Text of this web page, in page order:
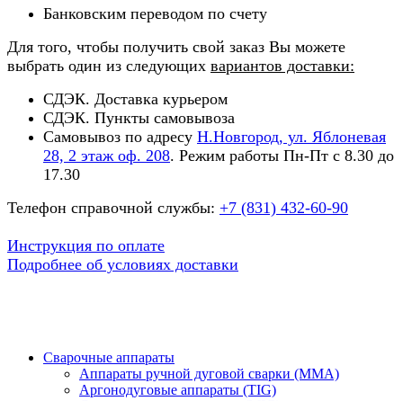
Банковским переводом по счету
Для того, чтобы получить свой заказ Вы можете
выбрать один из следующих вариантов доставки:
СДЭК. Доставка курьером
СДЭК. Пункты самовывоза
Самовывоз по адресу Н.Новгород, ул. Яблоневая
28, 2 этаж оф. 208. Режим работы Пн-Пт с 8.30 до
17.30
Телефон справочной службы: +7 (831) 432-60-90
Инструкция по оплате
Подробнее об условиях доставки
Сварочные аппараты
Аппараты ручной дуговой сварки (MMA)
Аргонодуговые аппараты (TIG)